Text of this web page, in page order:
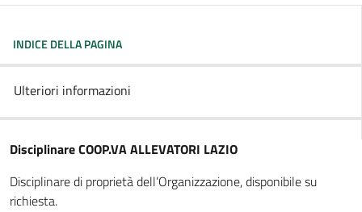
INDICE DELLA PAGINA
Ulteriori informazioni
Disciplinare COOP.VA ALLEVATORI LAZIO
Disciplinare di proprietà dell’Organizzazione, disponibile su
richiesta.